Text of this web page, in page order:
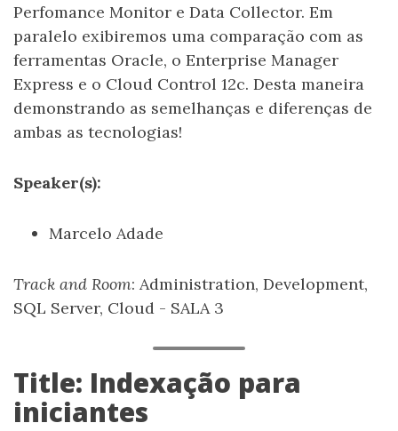
Perfomance Monitor e Data Collector. Em
paralelo exibiremos uma comparação com as
ferramentas Oracle, o Enterprise Manager
Express e o Cloud Control 12c. Desta maneira
demonstrando as semelhanças e diferenças de
ambas as tecnologias!
Speaker(s):
Marcelo Adade
Track and Room: Administration, Development,
SQL Server, Cloud - SALA 3
Title: Indexação para
iniciantes